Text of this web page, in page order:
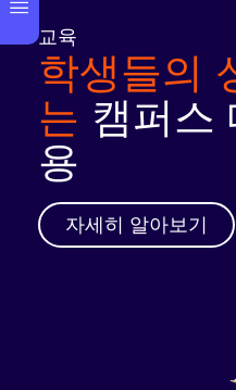
교육
학생들의
는 캠퍼스
용
자세히 알아보기